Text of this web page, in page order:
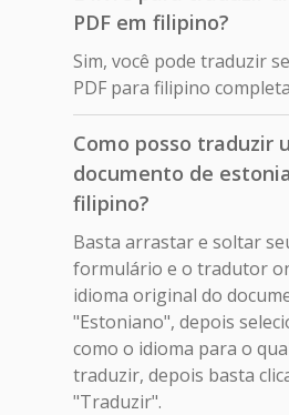
PDF em filipino?
Sim, você pode traduzir
PDF para filipino
Como posso traduzir
documento de
filipino?
Basta arrastar e soltar
formulário e o tradutor
idioma original do
"Estoniano", depois
como o idioma para o
traduzir, depois basta
"Traduzir".